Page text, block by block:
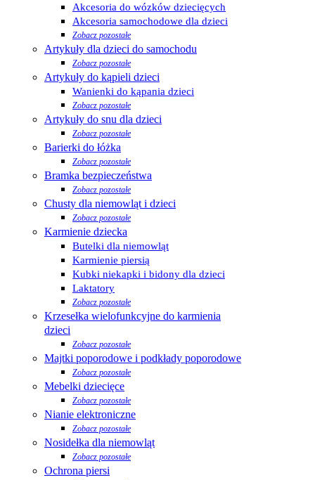
Akcesoria do wózków dziecięcych
Akcesoria samochodowe dla dzieci
Zobacz pozostałe
Artykuły dla dzieci do samochodu
Zobacz pozostałe
Artykuły do kąpieli dzieci
Wanienki do kąpania dzieci
Zobacz pozostałe
Artykuły do snu dla dzieci
Zobacz pozostałe
Barierki do łóżka
Zobacz pozostałe
Bramka bezpieczeństwa
Zobacz pozostałe
Chusty dla niemowląt i dzieci
Zobacz pozostałe
Karmienie dziecka
Butelki dla niemowląt
Karmienie piersią
Kubki niekapki i bidony dla dzieci
Laktatory
Zobacz pozostałe
Krzesełka wielofunkcyjne do karmienia
dzieci
Zobacz pozostałe
Majtki poporodowe i podkłady poporodowe
Zobacz pozostałe
Mebelki dziecięce
Zobacz pozostałe
Nianie elektroniczne
Zobacz pozostałe
Nosidełka dla niemowląt
Zobacz pozostałe
Ochrona piersi